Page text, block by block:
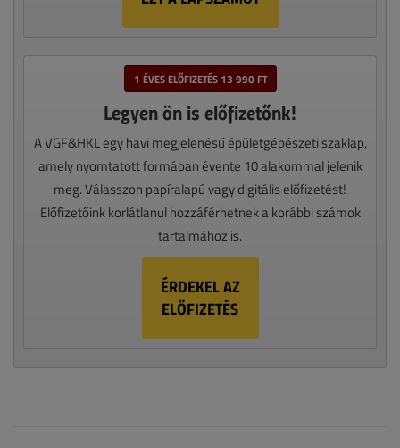
1 ÉVES ELŐFIZETÉS 13 990 FT
Legyen ön is előfizetőnk!
A VGF&HKL egy havi megjelenésű épületgépészeti szaklap,
amely nyomtatott formában évente 10 alakommal jelenik
meg. Válasszon papíralapú vagy digitális előfizetést!
Előfizetőink korlátlanul hozzáférhetnek a korábbi számok
tartalmához is.
ÉRDEKEL AZ
ELŐFIZETÉS